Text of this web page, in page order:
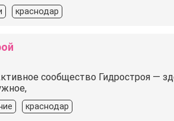
краснодар
сообщество Гидростроя —
краснодар